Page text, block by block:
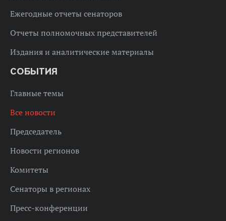
Ежегодные отчеты сенаторов
Отчеты полномочных представителей
Издания и аналитические материалы
СОБЫТИЯ
Главные темы
Все новости
Председатель
Новости регионов
Комитеты
Сенаторы в регионах
Пресс-конференции